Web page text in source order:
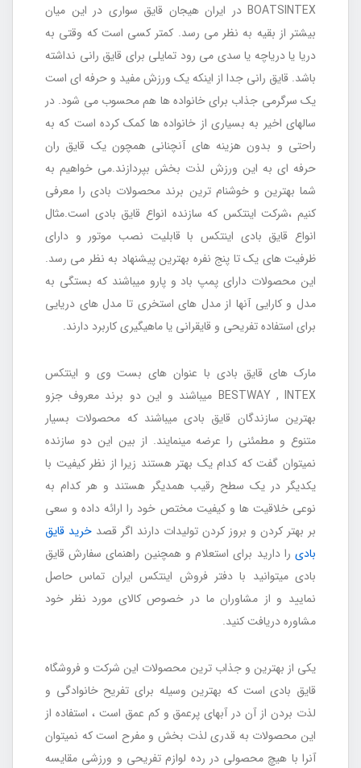
BOATSINTEX در ایران هیجان قایق سواری در این میان
بیشتر از بقیه به نظر می رسد. کمتر کسی است که وقتی به
دریا یا دریاچه یا سدی می رود تمایلی برای قایق رانی نداشته
باشد. قایق رانی جدا از اینکه یک ورزش مفید و حرفه ای است
یک سرگرمی جذاب برای خانواده ها هم محسوب می شود. در
سالهای اخیر به بسیاری از خانواده ها کمک کرده است که به
راحتی و بدون هزینه های آنچنانی همچون یک قایق ران
حرفه ای به این ورزش لذت بخش بپردازند.می خواهیم به
شما بهترین و خوشنام ترین برند محصولات بادی را معرفی
کنیم ،شرکت اینتکس که سازنده انواع قایق بادی است.مثال
انواع قایق بادی اینتکس با قابلیت نصب موتور و دارای
ظرفیت های یک تا پنج نفره بهترین پیشنهاد به نظر می رسد.
این محصولات دارای پمپ باد و پارو میباشند که بستگی به
مدل و کارایی آنها از مدل های استخری تا مدل های دریایی
برای استفاده تفریحی و قایقرانی یا ماهیگیری کاربرد دارند.
مارک های قایق بادی با عنوان های بست وی و اینتکس
BESTWAY , INTEX میباشند و این دو برند معروف جزو
بهترین سازندگان قایق بادی میباشند که محصولات بسیار
متنوع و مطمئنی را عرضه مینمایند. از بین این دو سازنده
نمیتوان گفت که کدام یک بهتر هستند زیرا از نظر کیفیت با
یکدیگر در یک سطح رقیب همدیگر هستند و هر کدام به
نوعی خلاقیت ها و کیفیت مختص خود را ارائه داده و سعی
بر بهتر کردن و بروز کردن تولیدات دارند اگر قصد خرید قایق
بادی را دارید برای استعلام و همچنین راهنمای سفارش قایق
بادی میتوانید با دفتر فروش اینتکس ایران تماس حاصل
نمایید و از مشاوران ما در خصوص کالای مورد نظر خود
مشاوره دریافت کنید.
یکی از بهترین و جذاب ترین محصولات این شرکت و فروشگاه
قایق بادی است که بهترین وسیله برای تفریح خانوادگی و
لذت بردن از آن در آبهای پرعمق و کم عمق است ، استفاده از
این محصولات به قدری لذت بخش و مفرح است که نمیتوان
آنرا با هیچ محصولی در رده لوازم تفریحی و ورزشی مقایسه